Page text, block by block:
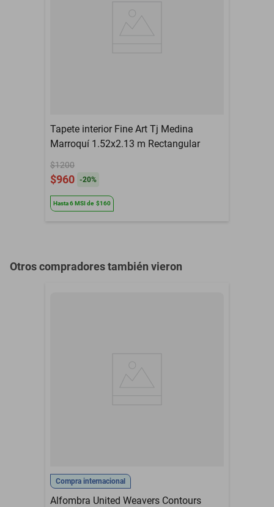
m
Tapete interior Fine Art Tj Medina
Marroquí 1.52x2.13 m Rectangular
$1200
$960 -20%
Hasta6MSIde $160
Otros compradores también vieron
Compra internacional
Alfombra United Weavers Contours